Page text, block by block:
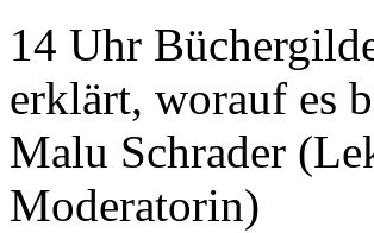
14 Uhr
erklärt, worauf es
Malu Schrader
Moderatorin)